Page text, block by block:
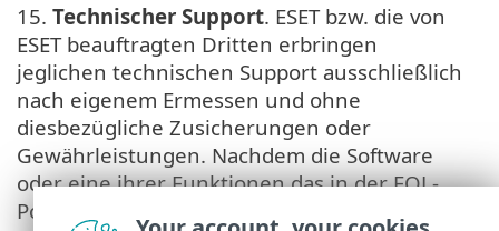
15. Technischer Support. ESET bzw. die von
ESET beauftragten Dritten erbringen
jeglichen technischen Support ausschließlich
nach eigenem Ermessen und ohne
diesbezügliche Zusicherungen oder
Gewährleistungen. Nachdem die Software
oder eine ihrer Funktionen das in der EOL-
Policy festgelegte End-of-Life-Datum erreicht